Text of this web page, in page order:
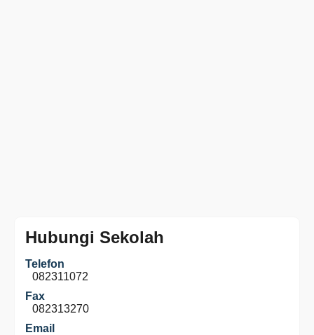
Hubungi Sekolah
Telefon
082311072
Fax
082313270
Email